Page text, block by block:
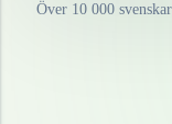
Över 10 000